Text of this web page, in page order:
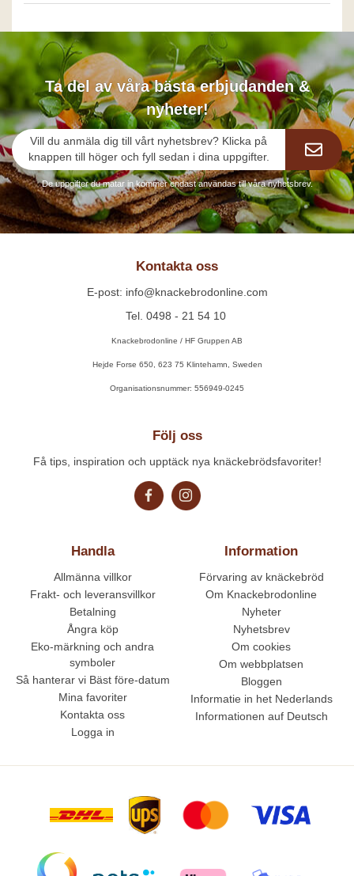
Ta del av våra bästa erbjudanden &
nyheter!
Vill du anmäla dig till vårt nyhetsbrev? Klicka på
knappen till höger och fyll sedan i dina uppgifter.
De uppgifter du matar in kommer endast användas till våra nyhetsbrev.
Kontakta oss
E-post: info@knackebrodonline.com
Tel. 0498 - 21 54 10
Knackebrodonline / HF Gruppen AB
Hejde Forse 650, 623 75 Klintehamn, Sweden
Organisationsnummer: 556949-0245
Handla
Allmänna villkor
Frakt- och leveransvillkor
Betalning
Ångra köp
Eko-märkning och andra
symboler
Så hanterar vi Bäst före-datum
Mina favoriter
Kontakta oss
Logga in
Information
Förvaring av knäckebröd
Om Knackebrodonline
Nyheter
Nyhetsbrev
Om cookies
Om webbplatsen
Bloggen
Informatie in het Nederlands
Informationen auf Deutsch
Följ oss
Få tips, inspiration och upptäck nya knäckebrödsfavoriter!